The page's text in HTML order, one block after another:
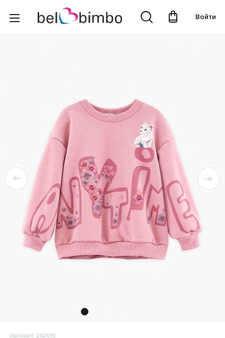
Войти
Артикул: 242015